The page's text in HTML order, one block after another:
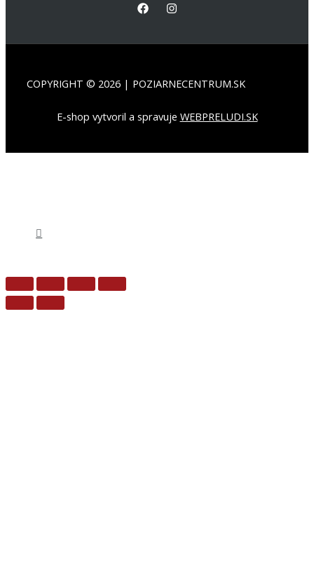
COPYRIGHT © 2026 | POZIARNECENTRUM.SK
E-shop vytvoril a spravuje WEBPRELUDI.SK